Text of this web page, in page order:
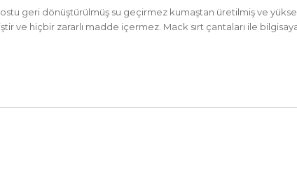
geri dönüştürülmüş su geçirmez kumaştan üretilmiş ve
ve hiçbir zararlı madde içermez. Mack sırt çantaları ile